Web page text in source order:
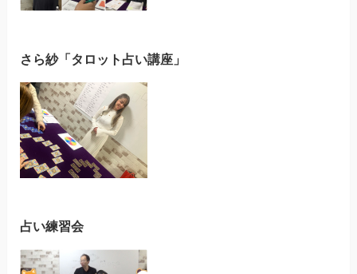
さら紗「タロット占い講座」
占い練習会